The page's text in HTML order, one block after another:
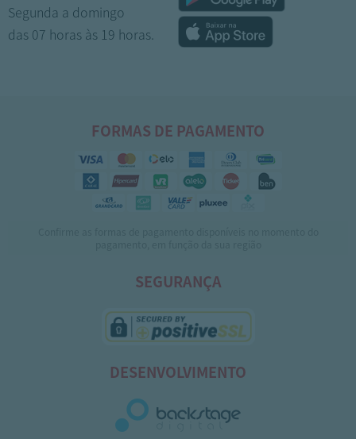
Segunda a domingo
das 07 horas às 19 horas.
FORMAS DE PAGAMENTO
SEGURANÇA
DESENVOLVIMENTO